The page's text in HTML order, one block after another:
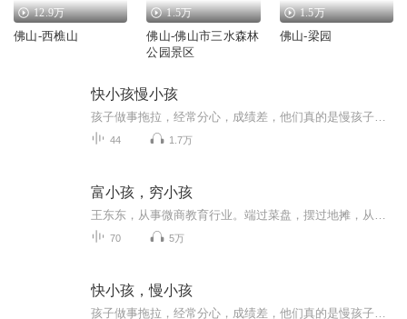
12.9万
佛山-西樵山
1.5万
佛山-佛山市三水森林
公园景区
1.5万
佛山-梁园
快小孩慢小孩
44 1.7万
富小孩，穷小孩
70 5万
快小孩，慢小孩